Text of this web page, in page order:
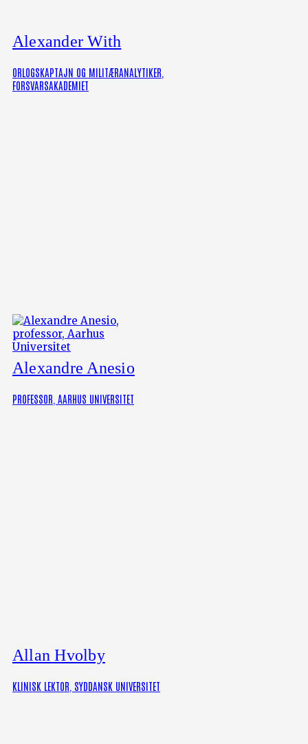
Alexander With
ORLOGSKAPTAJN OG MILITÆRANALYTIKER,
FORSVARSAKADEMIET
Alexandre Anesio
PROFESSOR, AARHUS UNIVERSITET
Allan Hvolby
KLINISK LEKTOR, SYDDANSK UNIVERSITET